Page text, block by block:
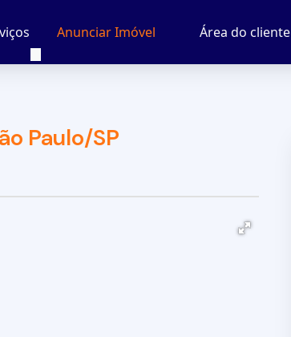
Área do cliente
Anunciar Imóvel
Paulo/SP